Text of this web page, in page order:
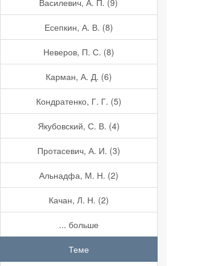
Василевич, А. П. (9)
Есепкин, А. В. (8)
Неверов, П. С. (8)
Карман, А. Д. (6)
Кондратенко, Г. Г. (5)
Якубовский, С. В. (4)
Протасевич, А. И. (3)
Альнадфа, М. Н. (2)
Качан, Л. Н. (2)
... больше
Теме